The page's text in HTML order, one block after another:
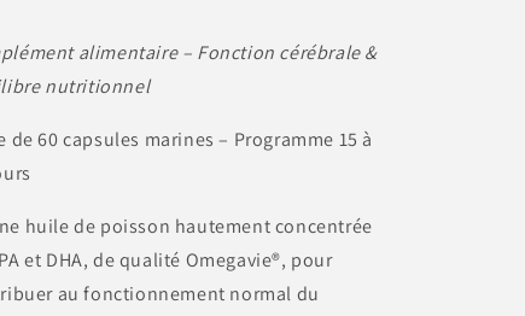
alimentaire – Fonction cérébrale &
nutritionnel
de 60 capsules marines – Programme 15 à
huile de poisson hautement concentrée
et DHA, de qualité Omegavie®, pour
au fonctionnement normal du